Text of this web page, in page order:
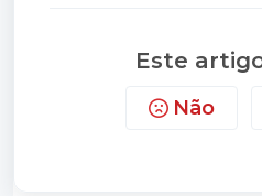
Este
Não